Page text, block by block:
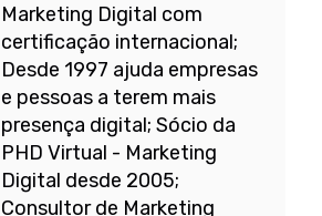
Marketing Digital com
certificação internacional;
Desde 1997 ajuda empresas
e pessoas a terem mais
presença digital; Sócio da
PHD Virtual - Marketing
Digital desde 2005;
Consultor de Marketing